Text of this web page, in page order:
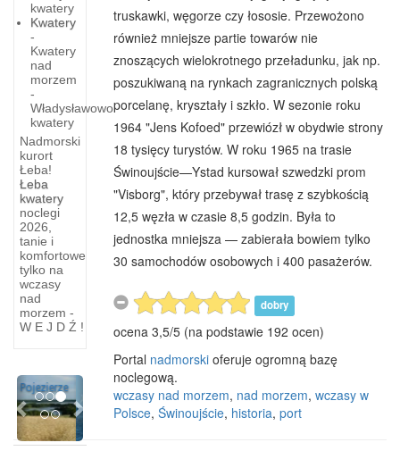
kwatery
Kwatery
-
Kwatery
nad
morzem
-
Władysławowo
kwatery
Nadmorski
kurort
Łeba!
Łeba
kwatery
noclegi
2026,
tanie i
komfortowe
tylko na
wczasy
nad
morzem -
W E J D Ź !
Elektrownia
Wiatrowa
w
Elektrownia
wiatrowa
w
Tymieniu
pobliżu
PreviousNext
truskawki, węgorze czy łososie. Przewożono
również mniejsze partie towarów nie
znoszących wielokrotnego przeładunku, jak np.
poszukiwaną na rynkach zagranicznych polską
porcelanę, kryształy i szkło. W sezonie roku
1964 "Jens Kofoed" przewiózł w obydwie strony
18 tysięcy turystów. W roku 1965 na trasie
Świnoujście—Ystad kursował szwedzki prom
"Visborg", który przebywał trasę z szybkością
12,5 węzła w czasie 8,5 godzin. Była to
jednostka mniejsza — zabierała bowiem tylko
30 samochodów osobowych i 400 pasażerów.
dobry
ocena 3,5/5 (na podstawie 192 ocen)
Portal nadmorski oferuje ogromną bazę
noclegową.
wczasy nad morzem, nad morzem, wczasy w
Polsce, Świnoujście, historia, port